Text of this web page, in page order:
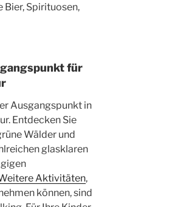
Bier, Spirituosen,
für
Ausgangspunkt in
Entdecken Sie
Wälder und
glasklaren
Aktivitäten,
können, sind